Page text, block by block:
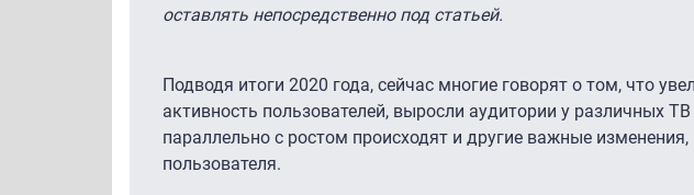
оставлять непосредственно под статьей.
Подводя итоги 2020 года, сейчас многие говорят о том, что
активность пользователей, выросли аудитории у различных
параллельно с ростом происходят и другие важные
пользователя.